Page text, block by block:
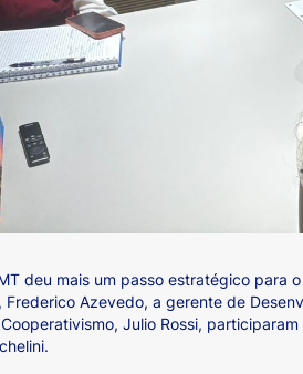
deu mais um passo estratégico
Azevedo, a gerente de
Julio Rossi,